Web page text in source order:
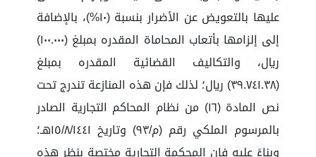
عليها بالتعويض عن الأضرار بنسبة (١٠%)، بالإضافة
إلى إلزامها بأتعاب المحاماة المقدره بمبلغ (١٠٠.٠٠٠)
ريال، والتكاليف القضائية المقدره بمبلغ
(٣٩.٧٤١.٣٨) ريال؛ لذلك فإن هذه المنازعة تندرج تحت
نص المادة (١٦) من نظام المحاكم التجارية الصادر
بالمرسوم الملكي رقم (م/٩٣) وتاريخ ١٥/٨/١٤٤١هـ؛
وبناءً عليه فإن المحكمة التجارية مختصة بنظر هذه